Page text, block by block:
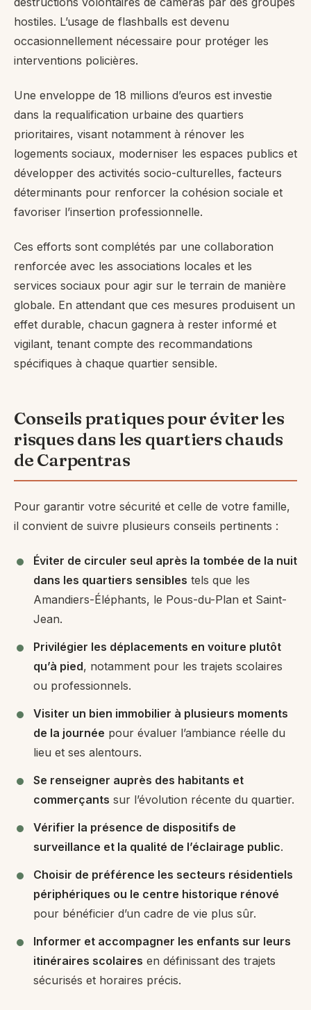
hostiles. L’usage de flashballs est devenu
occasionnellement nécessaire pour protéger les
interventions policières.
Une enveloppe de 18 millions d’euros est investie
dans la requalification urbaine des quartiers
prioritaires, visant notamment à rénover les
logements sociaux, moderniser les espaces publics et
développer des activités socio-culturelles, facteurs
déterminants pour renforcer la cohésion sociale et
favoriser l’insertion professionnelle.
Ces efforts sont complétés par une collaboration
renforcée avec les associations locales et les
services sociaux pour agir sur le terrain de manière
globale. En attendant que ces mesures produisent un
effet durable, chacun gagnera à rester informé et
vigilant, tenant compte des recommandations
spécifiques à chaque quartier sensible.
Conseils pratiques pour éviter les
risques dans les quartiers chauds
de Carpentras
Pour garantir votre sécurité et celle de votre famille,
il convient de suivre plusieurs conseils pertinents :
Éviter de circuler seul après la tombée de la nuit
dans les quartiers sensibles tels que les
Amandiers-Éléphants, le Pous-du-Plan et Saint-
Jean.
Privilégier les déplacements en voiture plutôt
qu’à pied, notamment pour les trajets scolaires
ou professionnels.
Visiter un bien immobilier à plusieurs moments
de la journée pour évaluer l’ambiance réelle du
lieu et ses alentours.
Se renseigner auprès des habitants et
commerçants sur l’évolution récente du quartier.
Vérifier la présence de dispositifs de
surveillance et la qualité de l’éclairage public.
Choisir de préférence les secteurs résidentiels
périphériques ou le centre historique rénové
pour bénéficier d’un cadre de vie plus sûr.
Informer et accompagner les enfants sur leurs
itinéraires scolaires en définissant des trajets
sécurisés et horaires précis.